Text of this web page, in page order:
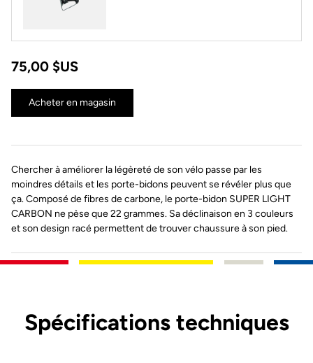
75,00 $US
Acheter en magasin
Chercher à améliorer la légèreté de son vélo passe par les
moindres détails et les porte-bidons peuvent se révéler plus que
ça. Composé de fibres de carbone, le porte-bidon SUPER LIGHT
CARBON ne pèse que 22 grammes. Sa déclinaison en 3 couleurs
et son design racé permettent de trouver chaussure à son pied.
Spécifications techniques